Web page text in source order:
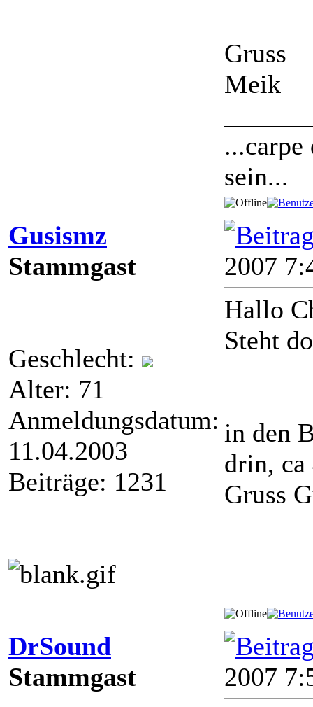
Gruss
Meik
...carpe
sein...
Gusismz
Stammgast
Geschlecht:
Alter: 71
Anmeldungsdatum:
11.04.2003
Beiträge: 1231
2007
Hallo
Steht
in den
drin,
Gruss
DrSound
Stammgast
2007